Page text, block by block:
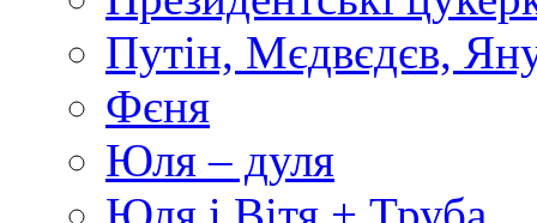
Путін, Мєдвєдєв,
Фєня
Юля – дуля